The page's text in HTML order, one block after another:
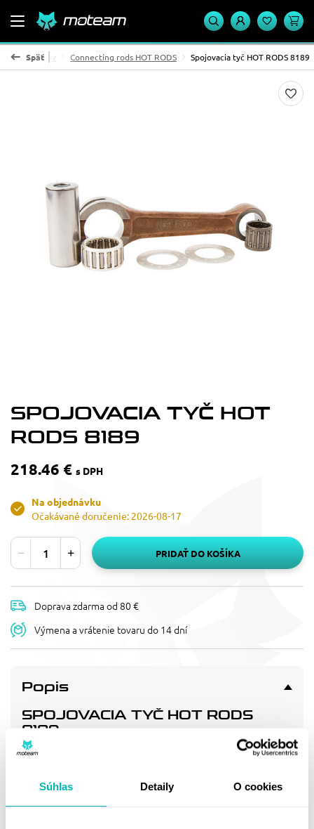
Súhlas Detaily O cookies
Späť
Ojničné sady Connecting rods HOT RODS Spojovacia tyč HOT RODS 8189
SPOJOVACIA TYČ HOT
RODS 8189
218.46 € s DPH
Na objednávku
Očakávané doručenie: 2026-08-17
PRIDAŤ DO KOŠÍKA
Doprava zdarma od 80 €
Výmena a vrátenie tovaru do 14 dní
Popis
SPOJOVACIA TYČ HOT RODS
8189
Connecting rod
Doprava a vrátenie